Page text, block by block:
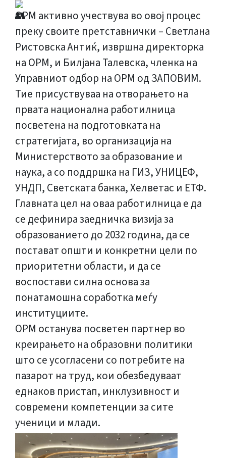
ОРМ активно учествува во овој процес
преку своите претставнички – Светлана
Ристовска Антиќ, извршна директорка
на ОРМ, и Билјана Талевска, членка на
Управниот одбор на ОРМ од ЗАПОВИМ.
Тие присуствуваа на отворањето на
првата национална работилница
посветена на подготовката на
стратегијата, во организација на
Министерството за образование и
наука, а со поддршка на ГИЗ, УНИЦЕФ,
УНДП, Светската банка, Хелветас и ЕТФ.
Главната цел на оваа работилница е да
се дефинира заедничка визија за
образованието до 2032 година, да се
постават општи и конкретни цели по
приоритетни области, и да се
воспостави силна основа за
понатамошна соработка меѓу
институциите.
ОРМ останува посветен партнер во
креирањето на образовни политики
што се усогласени со потребите на
пазарот на труд, кои обезбедуваат
еднаков пристап, инклузивност и
современи компетенции за сите
ученици и млади.